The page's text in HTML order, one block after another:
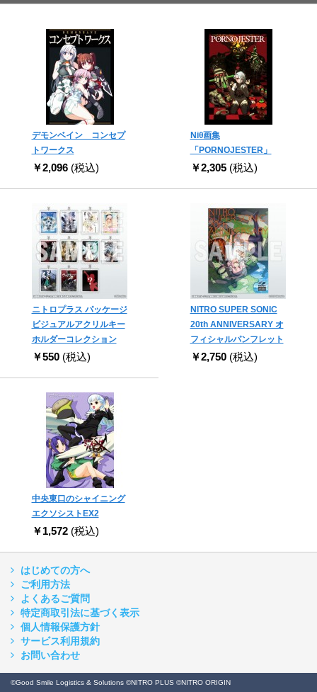
デモンベイン コンセプ
トワークス
￥2,096 (税込)
Niθ画集
「PORNOJESTER」
￥2,305 (税込)
ニトロプラス パッケージ
ビジュアルアクリルキー
ホルダーコレクション
￥550 (税込)
NITRO SUPER SONIC
20th ANNIVERSARY オ
フィシャルパンフレット
￥2,750 (税込)
中央東口のシャイニング
エクソシストEX2
￥1,572 (税込)
はじめての方へ
ご利用方法
よくあるご質問
特定商取引法に基づく表示
個人情報保護方針
サービス利用規約
お問い合わせ
©Good Smile Logistics & Solutions ©NITRO PLUS ©NITRO ORIGIN